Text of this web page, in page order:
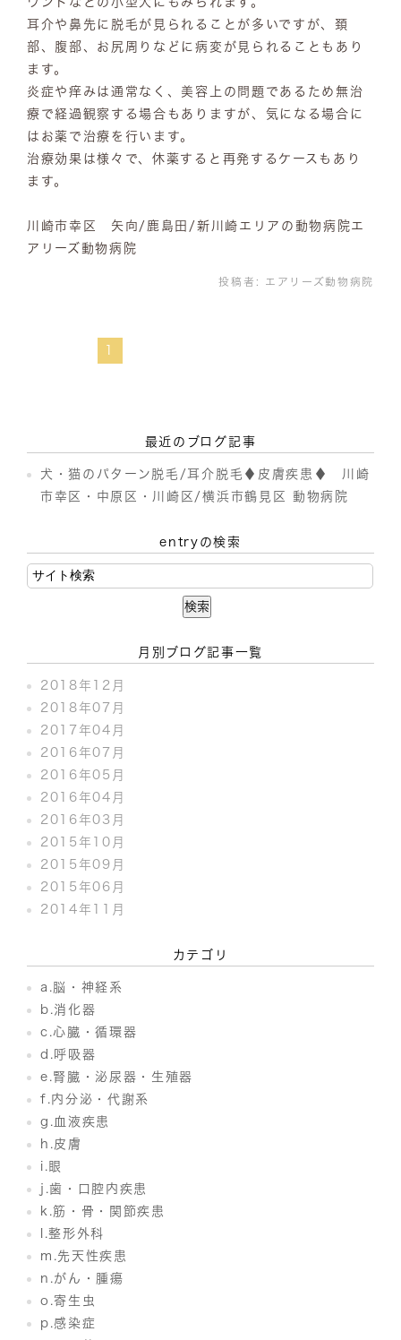
耳介や鼻先に脱毛が見られることが多いですが、頚
部、腹部、お尻周りなどに病変が見られることもあり
ます。
炎症や痒みは通常なく、美容上の問題であるため無治
療で経過観察する場合もありますが、気になる場合に
はお薬で治療を行います。
治療効果は様々で、休薬すると再発するケースもあり
ます。
川崎市幸区 矢向/鹿島田/新川崎エリアの動物病院エ
アリーズ動物病院
投稿者: エアリーズ動物病院
1
最近のブログ記事
犬・猫のパターン脱毛/耳介脱毛♦皮膚疾患♦ 川崎
市幸区・中原区・川崎区/横浜市鶴見区 動物病院
entryの検索
月別ブログ記事一覧
2018年12月
2018年07月
2017年04月
2016年07月
2016年05月
2016年04月
2016年03月
2015年10月
2015年09月
2015年06月
2014年11月
カテゴリ
a.脳・神経系
b.消化器
c.心臓・循環器
d.呼吸器
e.腎臓・泌尿器・生殖器
f.内分泌・代謝系
g.血液疾患
h.皮膚
i.眼
j.歯・口腔内疾患
k.筋・骨・関節疾患
l.整形外科
m.先天性疾患
n.がん・腫瘍
o.寄生虫
p.感染症